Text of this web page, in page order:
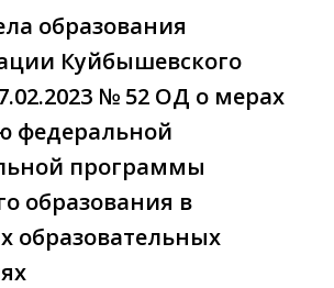
образования
Куйбышевского
№ 52 ОД о мерах
федеральной
программы
образования в
образовательных